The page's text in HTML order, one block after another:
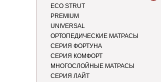
ECO STRUT
PREMIUM
UNIVERSAL
ОРТОПЕДИЧЕСКИЕ МАТРАСЫ
СЕРИЯ ФОРТУНА
СЕРИЯ КОМФОРТ
МНОГОСЛОЙНЫЕ МАТРАСЫ
СЕРИЯ ЛАЙТ